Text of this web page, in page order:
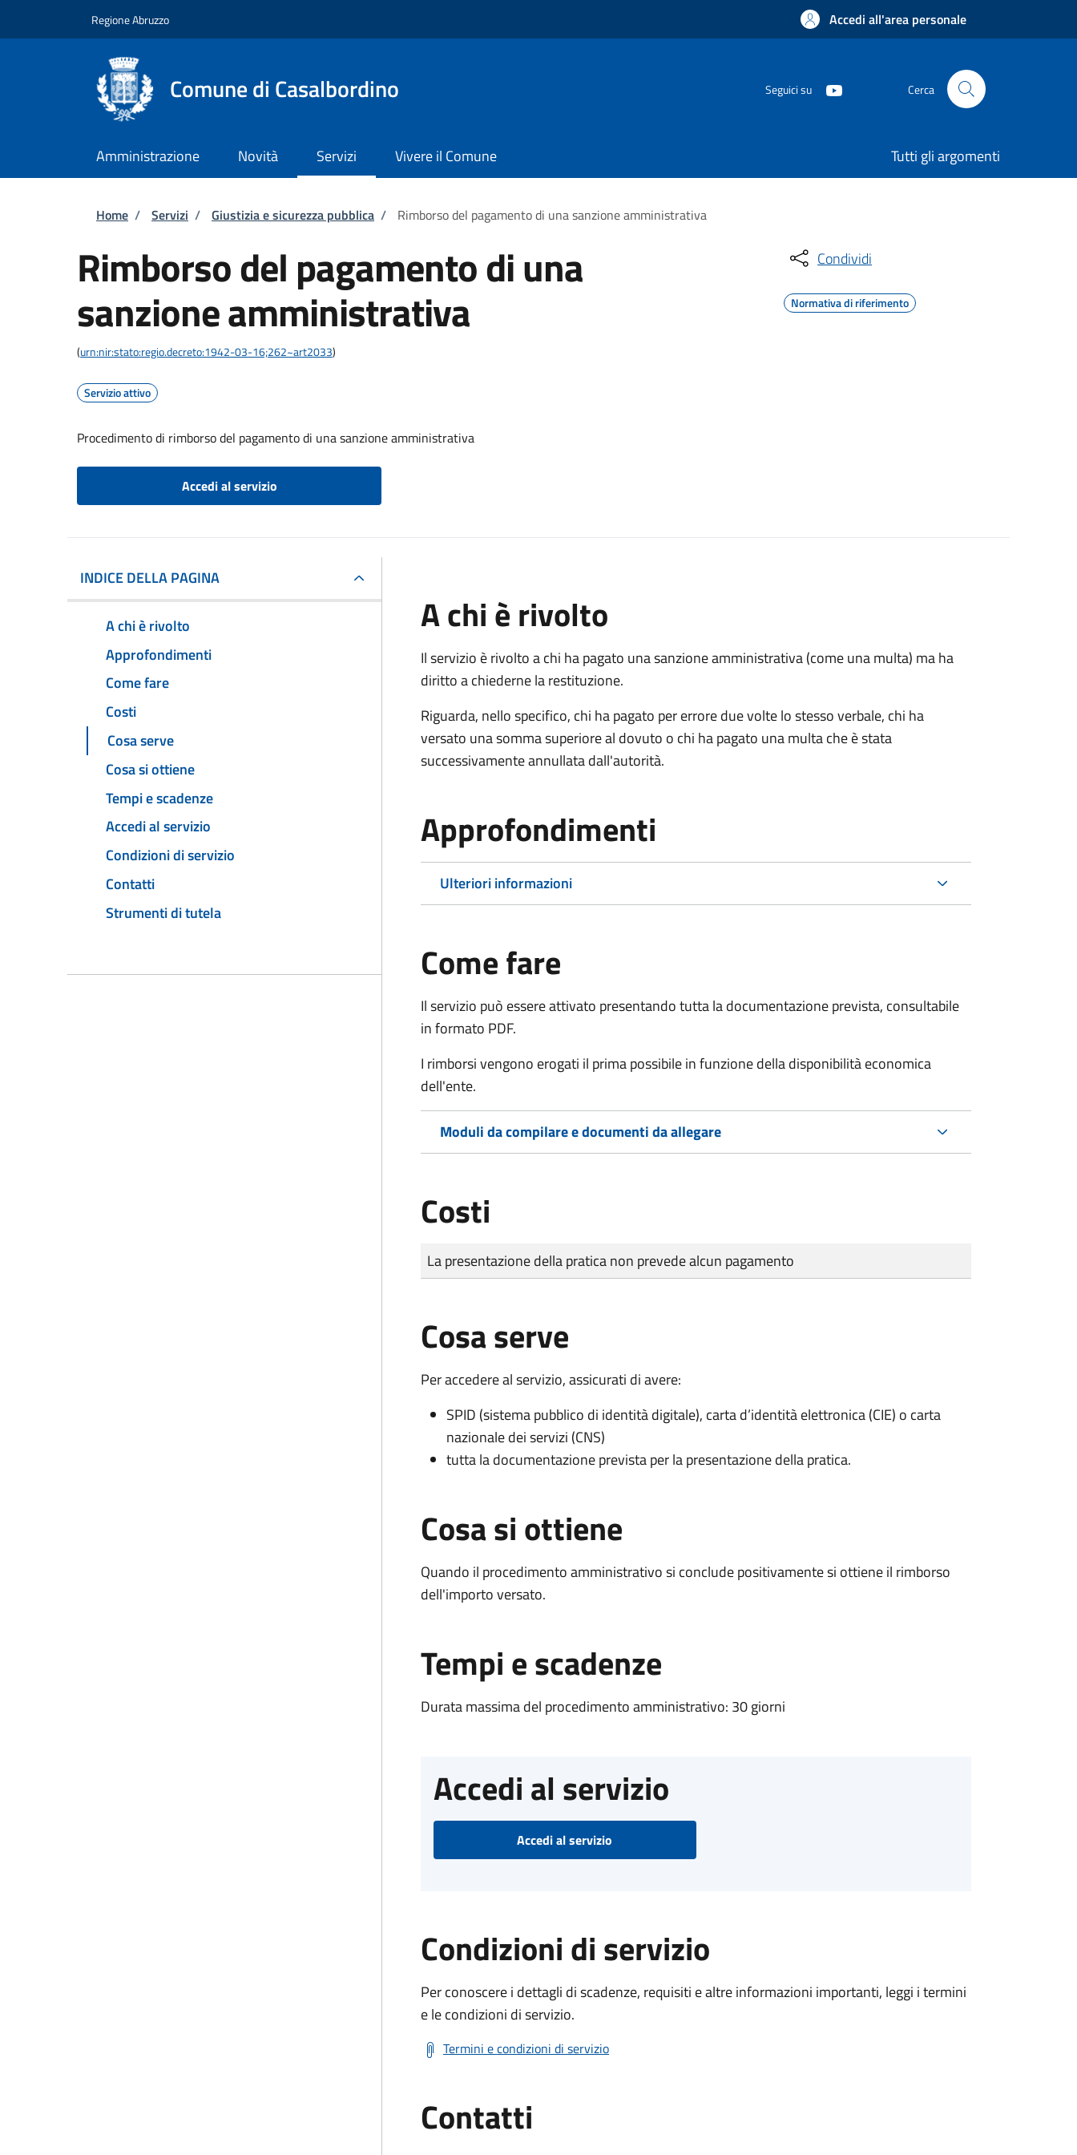
Regione Abruzzo Accedi all'area personale
Comune di Casalbordino Seguici su Cerca
Amministrazione Novità Servizi Vivere il Comune Tutti gli argomenti
Briciole di pane
Home / Servizi / Giustizia e sicurezza pubblica / Rimborso del pagamento di una sanzione amministrativa
Rimborso del pagamento di una
sanzione amministrativa
(urn:nir:stato:regio.decreto:1942-03-16;262~art2033)
Servizio attivo
Procedimento di rimborso del pagamento di una sanzione amministrativa
Accedi al servizio
Condividi
Normativa di riferimento
INDICE DELLA PAGINA
A chi è rivolto
Approfondimenti
Come fare
Costi
Cosa serve
Cosa si ottiene
Tempi e scadenze
Accedi al servizio
Condizioni di servizio
Contatti
Strumenti di tutela
A chi è rivolto
Il servizio è rivolto a chi ha pagato una sanzione amministrativa (come una multa) ma ha
diritto a chiederne la restituzione.
Riguarda, nello specifico, chi ha pagato per errore due volte lo stesso verbale, chi ha
versato una somma superiore al dovuto o chi ha pagato una multa che è stata
successivamente annullata dall'autorità.
Approfondimenti
Ulteriori informazioni
Come fare
Il servizio può essere attivato presentando tutta la documentazione prevista, consultabile
in formato PDF.
I rimborsi vengono erogati il prima possibile in funzione della disponibilità economica
dell'ente.
Moduli da compilare e documenti da allegare
Costi
Tipo di pagamento
Importo
La presentazione della pratica non prevede alcun pagamento
Cosa serve
Per accedere al servizio, assicurati di avere:
SPID (sistema pubblico di identità digitale), carta d’identità elettronica (CIE) o carta
nazionale dei servizi (CNS)
tutta la documentazione prevista per la presentazione della pratica.
Cosa si ottiene
Quando il procedimento amministrativo si conclude positivamente si ottiene il rimborso
dell'importo versato.
Tempi e scadenze
Durata massima del procedimento amministrativo: 30 giorni
Accedi al servizio
Accedi al servizio
Condizioni di servizio
Per conoscere i dettagli di scadenze, requisiti e altre informazioni importanti, leggi i termini
e le condizioni di servizio.
Termini e condizioni di servizio
Contatti